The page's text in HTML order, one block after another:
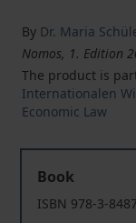
By Dr. Maria
Nomos, 1. Edition
The product is
Internationalen
Economic Law
Book
ISBN 978-3-